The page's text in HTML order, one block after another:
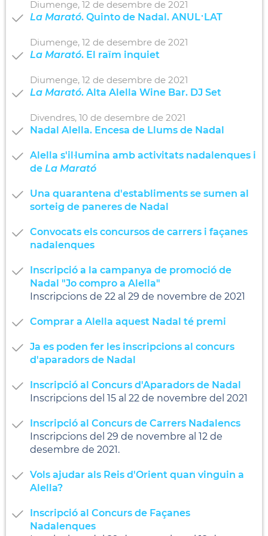
Diumenge, 12 de desembre de 2021
La Marató. Quinto de Nadal. ANUL·LAT
Diumenge, 12 de desembre de 2021
La Marató. El raïm inquiet
Diumenge, 12 de desembre de 2021
La Marató. Alta Alella Wine Bar. DJ Set
Divendres, 10 de desembre de 2021
Nadal Alella. Encesa de Llums de Nadal
Alella s'il·lumina amb activitats nadalenques i
de La Marató
Una quarantena d'establiments se sumen al
sorteig de paneres de Nadal
Convocats els concursos de carrers i façanes
nadalenques
Inscripció a la campanya de promoció de
Nadal "Jo compro a Alella"
Inscripcions de 22 al 29 de novembre de 2021
Comprar a Alella aquest Nadal té premi
Ja es poden fer les inscripcions al concurs
d'aparadors de Nadal
Inscripció al Concurs d'Aparadors de Nadal
Inscripcions del 15 al 22 de novembre del 2021
Inscripció al Concurs de Carrers Nadalencs
Inscripcions del 29 de novembre al 12 de
desembre de 2021.
Vols ajudar als Reis d'Orient quan vinguin a
Alella?
Inscripció al Concurs de Façanes
Nadalenques